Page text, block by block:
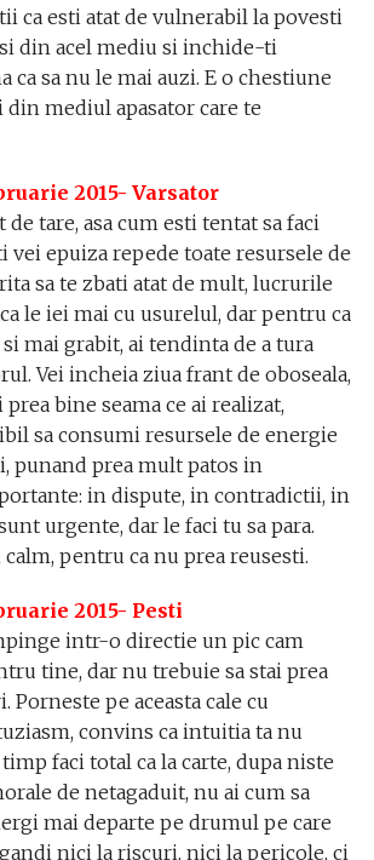
ca esti atat de vulnerabil la povesti
din acel mediu si inchide-ti
ca sa nu le mai auzi. E o chestiune
din mediul apasator care te
2015- Varsator
de tare, asa cum esti tentat sa faci
vei epuiza repede toate resursele de
sa te zbati atat de mult, lucrurile
le iei mai cu usurelul, dar pentru ca
mai grabit, ai tendinta de a tura
Vei incheia ziua frant de oboseala,
bine seama ce ai realizat,
sa consumi resursele de energie
punand prea mult patos in
in dispute, in contradictii, in
urgente, dar le faci tu sa para.
pentru ca nu prea reusesti.
2015- Pesti
intr-o directie un pic cam
tine, dar nu trebuie sa stai prea
Porneste pe aceasta cale cu
convins ca intuitia ta nu
faci total ca la carte, dupa niste
de netagaduit, nu ai cum sa
mai departe pe drumul pe care
nici la riscuri, nici la pericole, ci